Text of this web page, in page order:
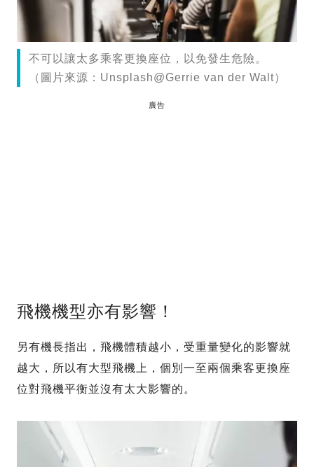
不可以讓太多乘客更換座位，以免發生危險。
（圖片來源：Unsplash@Gerrie van der Walt）
廣告
飛機機型亦有影響！
另有機長指出，飛機體積越小，受重量變化的影響就
越大，所以有大型飛機上，個別一至兩個乘客更換座
位對飛機平衡並沒有太大影響的。